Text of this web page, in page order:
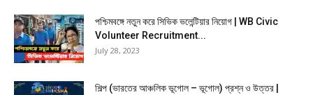
পশ্চিমবঙ্গে নতুন করে সিভিক ভলেন্টিয়ার নিয়োগ | WB Civic
Volunteer Recruitment...
July 28, 2023
শিল্প (ভারতের আঞ্চলিক ভূগোল – ভূগোল) প্রশ্ন ও উত্তর |